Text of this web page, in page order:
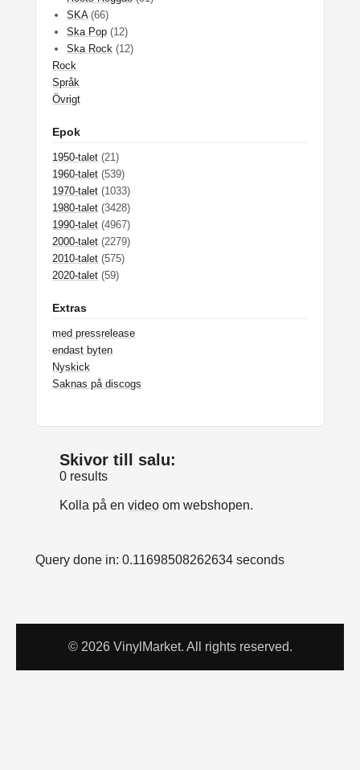
SKA(66)
Ska Pop (12)
Ska Rock (12)
Rock
Språk
Övrigt
Epok
1950-talet (21)
1960-talet (539)
1970-talet (1033)
1980-talet (3428)
1990-talet (4967)
2000-talet (2279)
2010-talet (575)
2020-talet (59)
Extras
med pressrelease
endast byten
Nyskick
Saknas på discogs
Skivor till salu:
0 results
Kolla på envideo om webshopen.
Query done in: 0.11698508262634 seconds
© 2026 VinylMarket. All rights reserved.